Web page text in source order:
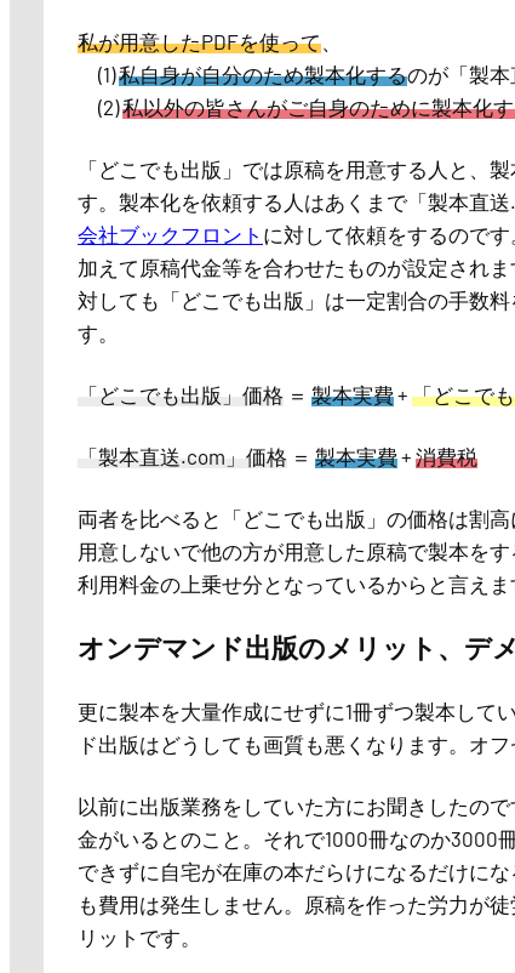
私が用意したPDFを使って、
(1)私自身が自分のため製本化するのが「製本
(2)私以外の皆さんがご自身のために製本化
「どこでも出版」では原稿を用意する人と、
す。製本化を依頼する人はあくまで「製本直
会社ブックフロント に対して依頼をするので
加えて原稿代金等を合わせたものが設定され
対しても「どこでも出版」は一定割合の手数
す。
「どこでも出版」価格 ＝ 製本実費+ 「どこで
「製本直送.com」価格 ＝ 製本実費+ 消費税
両者を比べると「どこでも出版」の価格は割
用意しないで他の方が用意した原稿で製本を
利用料金の上乗せ分となっているからと言えま
オンデマンド出版のメリット、デ
更に製本を大量作成にせずに1冊ずつ製本して
ド出版はどうしても画質も悪くなります。オ
以前に出版業務をしていた方にお聞きしたの
金がいるとのこと。それで1000冊なのか3000
できずに自宅が在庫の本だらけになるだけに
も費用は発生しません。原稿を作った労力が
リットです。